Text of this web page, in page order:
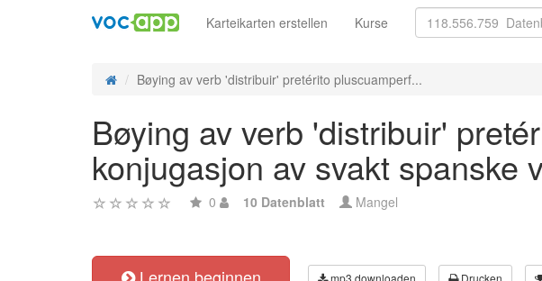
Karteikarten erstellen Kurse
Bøying av verb 'distribuir' pretérito pluscuamperf...
Bøying av verb 'distribuir'
konjugasjon av svakt spanske
0 10 Datenblatt Mangel
mp3 downloaden Drucken